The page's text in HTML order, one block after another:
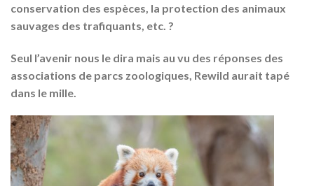
conservation des espèces, la protection des animaux
sauvages des trafiquants, etc. ?
Seul l’avenir nous le dira mais au vu des réponses des
associations de parcs zoologiques, Rewild aurait tapé
dans le mille.